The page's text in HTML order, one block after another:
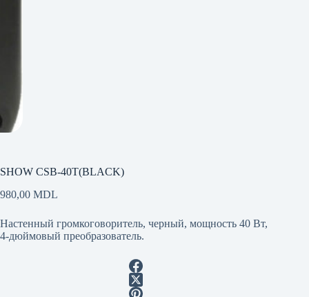
SHOW CSB-40T(BLACK)
980,00 MDL
Настенный громкоговоритель, черный, мощность 40 Вт,
4-дюймовый преобразователь.